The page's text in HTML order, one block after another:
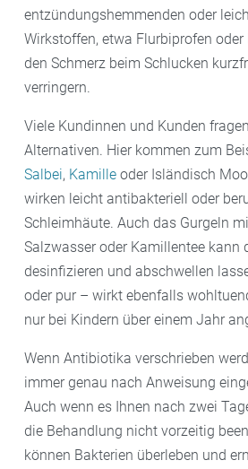
entzündungshemmenden oder
Wirkstoffen, etwa Flurbiprofen oder
den Schmerz beim Schlucken
verringern.
Viele Kundinnen und Kunden
Alternativen. Hier kommen zum
Salbei, Kamille oder Isländisch
wirken leicht antibakteriell oder
Schleimhäute. Auch das Gurgeln
Salzwasser oder Kamillentee kann
desinfizieren und abschwellen
oder pur – wirkt ebenfalls
nur bei Kindern über einem Jahr
Wenn Antibiotika verschrieben
immer genau nach Anweisung
Auch wenn es Ihnen nach zwei
die Behandlung nicht vorzeitig
können Bakterien überleben und